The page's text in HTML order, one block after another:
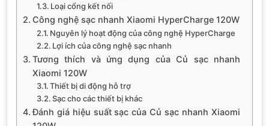
Loại cổng kết nối
Công nghệ sạc nhanh Xiaomi HyperCharge 120W
Nguyên lý hoạt động của công nghệ HyperCharge
Lợi ích của công nghệ sạc nhanh
Tương thích và ứng dụng của Củ sạc nhanh
Xiaomi 120W
Thiết bị di động hỗ trợ
Sạc cho các thiết bị khác
Đánh giá hiệu suất sạc của Củ sạc nhanh Xiaomi